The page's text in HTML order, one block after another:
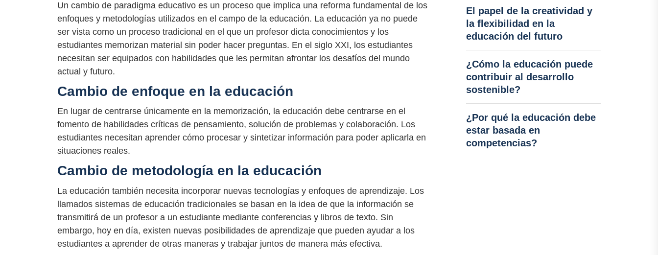
Un cambio de paradigma educativo es un proceso que implica una reforma fundamental de los
enfoques y metodologías utilizados en el campo de la educación. La educación ya no puede
ser vista como un proceso tradicional en el que un profesor dicta conocimientos y los
estudiantes memorizan material sin poder hacer preguntas. En el siglo XXI, los estudiantes
necesitan ser equipados con habilidades que les permitan afrontar los desafíos del mundo
actual y futuro.
Cambio de enfoque en la educación
En lugar de centrarse únicamente en la memorización, la educación debe centrarse en el
fomento de habilidades críticas de pensamiento, solución de problemas y colaboración. Los
estudiantes necesitan aprender cómo procesar y sintetizar información para poder aplicarla en
situaciones reales.
Cambio de metodología en la educación
La educación también necesita incorporar nuevas tecnologías y enfoques de aprendizaje. Los
llamados sistemas de educación tradicionales se basan en la idea de que la información se
transmitirá de un profesor a un estudiante mediante conferencias y libros de texto. Sin
embargo, hoy en día, existen nuevas posibilidades de aprendizaje que pueden ayudar a los
estudiantes a aprender de otras maneras y trabajar juntos de manera más efectiva.
El papel de la creatividad y
la flexibilidad en la
educación del futuro
¿Cómo la educación puede
contribuir al desarrollo
sostenible?
¿Por qué la educación debe
estar basada en
competencias?